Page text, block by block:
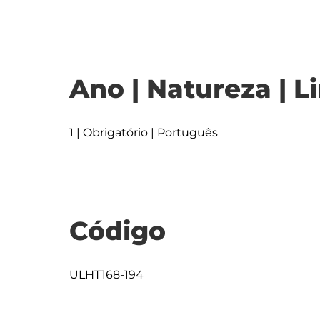
Ano | Natureza |
1 | Obrigatório | Português
Código
ULHT168-194